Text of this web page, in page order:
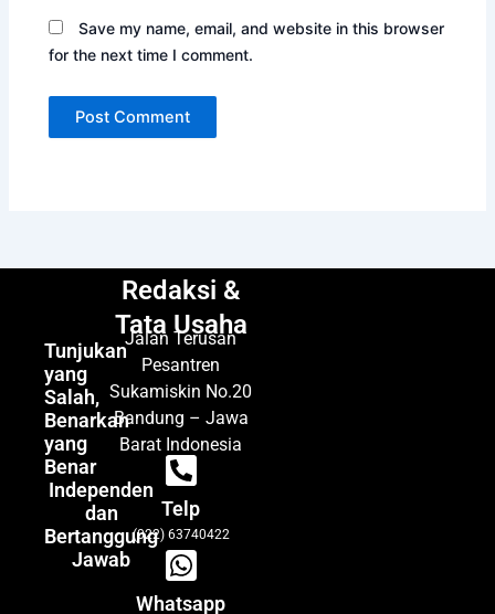
Save my name, email, and website in this browser
for the next time I comment.
Tunjukan
yang
Salah,
Benarkan
yang
Benar
Independen
dan
Bertanggung
Jawab
Redaksi &
Tata Usaha
Jalan Terusan
Pesantren
Sukamiskin No.20
Bandung – Jawa
Barat Indonesia
Telp
(022) 63740422
Whatsapp